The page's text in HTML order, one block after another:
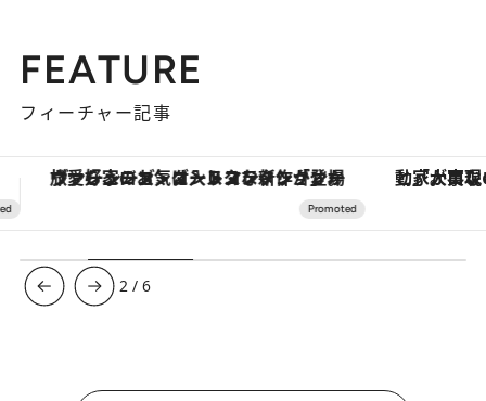
FEATURE
フィーチャー記事
「大事なのは地域の意識を変えること」。ロレックス賞受賞の自然保護活動家が実現させたナイジェリアの自然環境の復活
3 /6